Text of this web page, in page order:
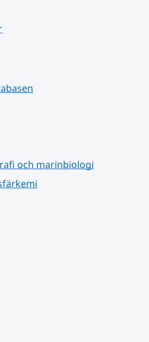
och marinbiologi